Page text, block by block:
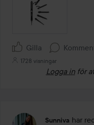
Gilla
1728 visningar
Logga in för
Sunniva har